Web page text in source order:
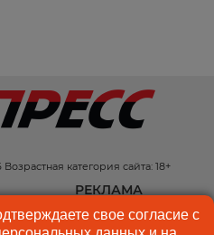
категория сайта: 18+
РЕКЛАМА
свое согласие с